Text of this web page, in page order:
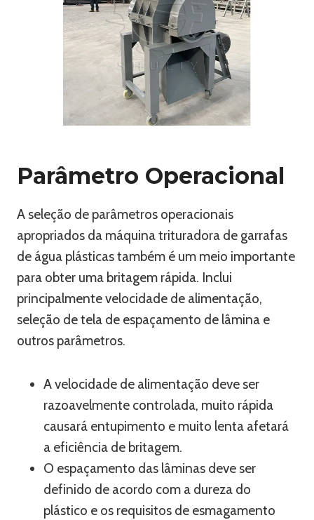
Parâmetro Operacional
A seleção de parâmetros operacionais
apropriados da máquina trituradora de garrafas
de água plásticas também é um meio importante
para obter uma britagem rápida. Inclui
principalmente velocidade de alimentação,
seleção de tela de espaçamento de lâmina e
outros parâmetros.
A velocidade de alimentação deve ser
razoavelmente controlada, muito rápida
causará entupimento e muito lenta afetará
a eficiência de britagem.
O espaçamento das lâminas deve ser
definido de acordo com a dureza do
plástico e os requisitos de esmagamento